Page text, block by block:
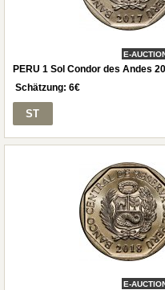
E-
PERU 1 Sol Condor des Andes
Schätzung: 6€
ST
E-